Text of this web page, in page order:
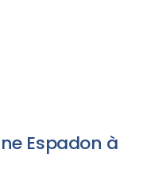
Espadon à